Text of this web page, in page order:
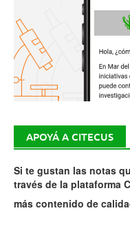
APOYÁ A CITECUS
Si te gustan las notas
través de la plataforma
más contenido de